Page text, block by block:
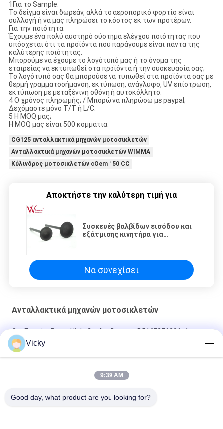
1Για το Sample:
Το δείγμα είναι δωρεάν, αλλά το αεροπορικό φορτίο είναι
συλλογή ή να μας πληρώσει το κόστος εκ των προτέρων.
Για την ποιότητα:
Έχουμε ένα πολύ αυστηρό σύστημα ελέγχου ποιότητας που
υπόσχεται ότι τα προϊόντα που παράγουμε είναι πάντα της
καλύτερης ποιότητας.
Μπορούμε να έχουμε το λογότυπό μας ή το όνομα της
εταιρείας να εκτυπωθεί στα προϊόντα ή την συσκευασία σας;
Το λογότυπό σας θα μπορούσε να τυπωθεί στα προϊόντα σας με
θερμή γραμματοσήμανση, εκτύπωση, ανάγλυφο, UV επίστρωση,
εκτύπωση με μεταξένινη οθόνη ή αυτοκόλλητο.
4 Ο χρόνος πληρωμής; / Μπορώ να πληρώσω με paypal;
Δεχόμαστε μόνο T/T ή L/C.
5 Η MOQ μας;
Η MOQ μας είναι 500 κομμάτια.
CG125 ανταλλακτικά μηχανών μοτοσικλετών
Ανταλλακτικά μηχανών μοτοσικλετών WIMMA
Κύλινδρος μοτοσικλετών cOem 150 CC
Αποκτήστε την καλύτερη τιμή για
Συσκευές βαλβίδων εισόδου και
εξάτμισης κινητήρα για
Να συνεχίσει
Ανταλλακτικά μηχανών μοτοσικλετών
Car Exterior Parts High-Quality Bumper B516F271301-4
CHANAN OSHAN​ Z6 Starry White
Αρχάριος κινητήρας Honda EX5 Εναλλακτικά για κινητήρα
Vicky
9:39 AM
Good day, what product are you looking for?